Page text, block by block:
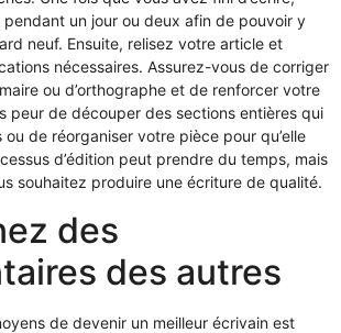
un jour ou deux afin de pouvoir y
neuf. Ensuite, relisez votre article et
nécessaires. Assurez-vous de corriger
ou d’orthographe et de renforcer votre
peur de découper des sections entières qui
de réorganiser votre pièce pour qu’elle
d’édition peut prendre du temps, mais
souhaitez produire une écriture de qualité.
des
des autres
de devenir un meilleur écrivain est